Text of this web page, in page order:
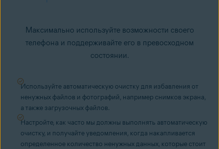
Максимально используйте возможности своего
телефона и поддерживайте его в превосходном
состоянии.
Используйте автоматическую очистку для избавления от
ненужных файлов и фотографий, например снимков экрана,
а также загрузочных файлов.
Настройте, как часто мы должны выполнять автоматическую
очистку, и получайте уведомления, когда накапливается
определенное количество ненужных данных, которые стоит